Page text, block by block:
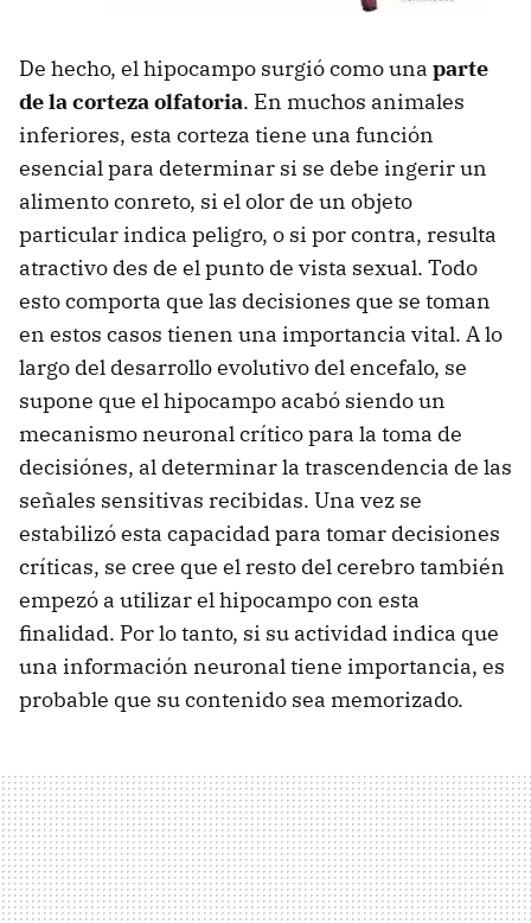
De hecho, el hipocampo surgió como una parte
de la corteza olfatoria. En muchos animales
inferiores, esta corteza tiene una función
esencial para determinar si se debe ingerir un
alimento conreto, si el olor de un objeto
particular indica peligro, o si por contra, resulta
atractivo des de el punto de vista sexual. Todo
esto comporta que las decisiones que se toman
en estos casos tienen una importancia vital. A lo
largo del desarrollo evolutivo del encefalo, se
supone que el hipocampo acabó siendo un
mecanismo neuronal crítico para la toma de
decisiónes, al determinar la trascendencia de las
señales sensitivas recibidas. Una vez se
estabilizó esta capacidad para tomar decisiones
críticas, se cree que el resto del cerebro también
empezó a utilizar el hipocampo con esta
finalidad. Por lo tanto, si su actividad indica que
una información neuronal tiene importancia, es
probable que su contenido sea memorizado.